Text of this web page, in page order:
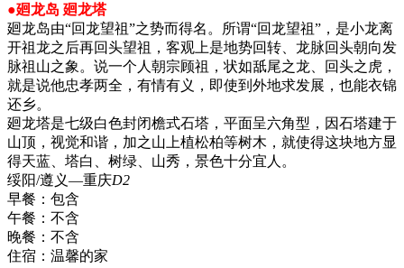
●廻龙岛 廻龙塔
廻龙岛由“回龙望祖”之势而得名。所谓“回龙望祖”，是小龙离
开祖龙之后再回头望祖，客观上是地势回转、龙脉回头朝向发
脉祖山之象。说一个人朝宗顾祖，状如舐尾之龙、回头之虎，
就是说他忠孝两全，有情有义，即使到外地求发展，也能衣锦
还乡。
廻龙塔是七级白色封闭檐式石塔，平面呈六角型，因石塔建于
山顶，视觉和谐，加之山上植松柏等树木，就使得这块地方显
得天蓝、塔白、树绿、山秀，景色十分宜人。
绥阳/遵义—重庆D2
早餐： 包含
午餐： 不含
晚餐： 不含
住宿： 温馨的家